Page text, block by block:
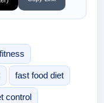
fast food diet
control